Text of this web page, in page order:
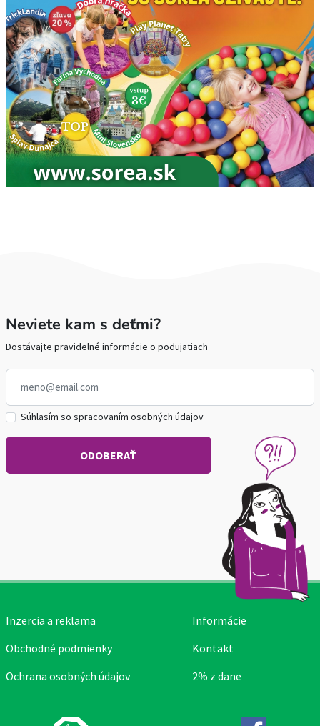
Neviete kam s deťmi?
Dostávajte pravidelné informácie o podujatiach
Súhlasím so spracovaním osobných údajov
Inzercia a reklama
Obchodné podmienky
Ochrana osobných údajov
Informácie
Kontakt
2% z dane